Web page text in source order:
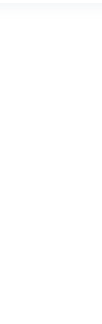
и кому в
по тому
именно тот срок,
предусматривает
пенсионерам. То
договору.
компании